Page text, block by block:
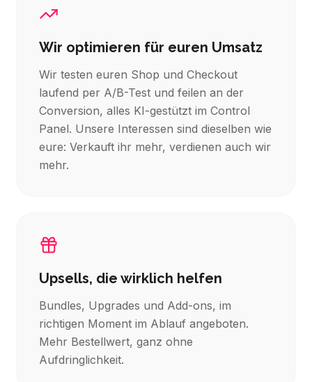
Wir optimieren für euren Umsatz
Wir testen euren Shop und Checkout
laufend per A/B-Test und feilen an der
Conversion, alles KI-gestützt im Control
Panel. Unsere Interessen sind dieselben wie
eure: Verkauft ihr mehr, verdienen auch wir
mehr.
Upsells, die wirklich helfen
Bundles, Upgrades und Add-ons, im
richtigen Moment im Ablauf angeboten.
Mehr Bestellwert, ganz ohne
Aufdringlichkeit.